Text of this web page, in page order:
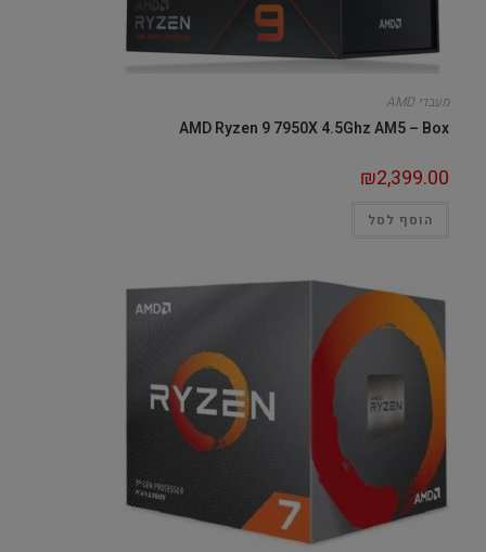
מעבדי AMD
AMD Ryzen 9 7950X 4.5Ghz AM5 – Box
₪2,399.00
הוסף לסל